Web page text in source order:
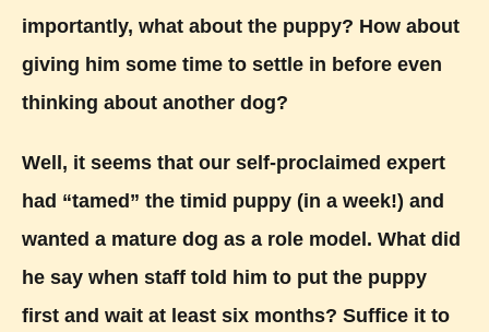
importantly, what about the puppy? How about
giving him some time to settle in before even
thinking about another dog?
Well, it seems that our self-proclaimed expert
had “tamed” the timid puppy (in a week!) and
wanted a mature dog as a role model. What did
he say when staff told him to put the puppy
first and wait at least six months? Suffice it to